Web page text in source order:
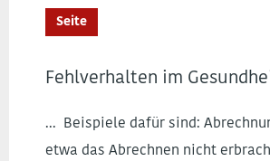
Seite
Fehlverhalten im
... Beispiele dafür sind:
etwa das Abrechnen nicht